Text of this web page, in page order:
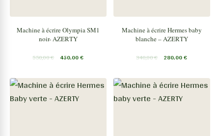
Machine à écrire Olympia SM1
noir- AZERTY
550,00€ 450,00€
Machine à écrire Hermes baby
blanche – AZERTY
340,00€ 280,00€